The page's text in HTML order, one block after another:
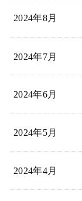
2024年8月
2024年7月
2024年6月
2024年5月
2024年4月